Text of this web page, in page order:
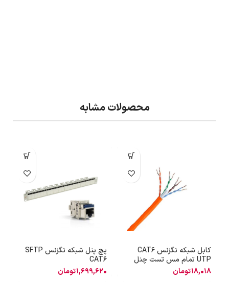
محصولات مشابه
کابل شبکه نگزنس CAT6
UTP تمام مس تست چنل
18,018تومان
پچ پنل شبکه نگزنس SFTP
CAT6
1,699,620تومان